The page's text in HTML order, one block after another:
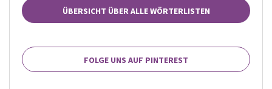
ÜBERSICHT ÜBER ALLE WÖRTERLISTEN
FOLGE UNS AUF PINTEREST